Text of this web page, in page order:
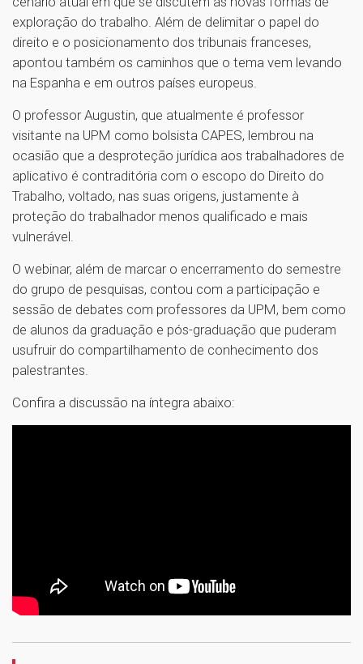
exploração do trabalho. Além de delimitar o papel do
direito e o posicionamento dos tribunais franceses,
apontou também os caminhos que o tema vem levando
na Espanha e em outros países europeus.
O professor Augustin, que atualmente é professor
visitante na UPM como bolsista CAPES, lembrou na
ocasião que a desproteção jurídica aos trabalhadores de
aplicativo é contraditória com o escopo do Direito do
Trabalho, voltado, nas suas origens, justamente à
proteção do trabalhador menos qualificado e mais
vulnerável.
O webinar, além de marcar o encerramento do semestre
do grupo de pesquisas, contou com a participação e
sessão de debates com professores da UPM, bem como
de alunos da graduação e pós-graduação que puderam
usufruir do compartilhamento de conhecimento dos
palestrantes.
Confira a discussão na íntegra abaixo:
1